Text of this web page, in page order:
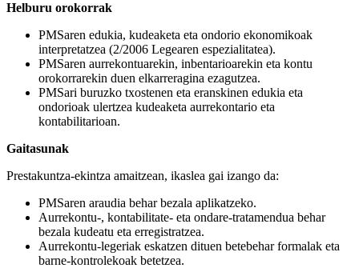
Helburu orokorrak
PMSaren edukia, kudeaketa eta ondorio ekonomikoak
interpretatzea (2/2006 Legearen espezialitatea).
PMSaren aurrekontuarekin, inbentarioarekin eta kontu
orokorrarekin duen elkarreragina ezagutzea.
PMSari buruzko txostenen eta eranskinen edukia eta
ondorioak ulertzea kudeaketa aurrekontario eta
kontabilitarioan.
Gaitasunak
Prestakuntza-ekintza amaitzean, ikaslea gai izango da:
PMSaren araudia behar bezala aplikatzeko.
Aurrekontu-, kontabilitate- eta ondare-tratamendua behar
bezala kudeatu eta erregistratzea.
Aurrekontu-legeriak eskatzen dituen betebehar formalak eta
barne-kontrolekoak betetzea.